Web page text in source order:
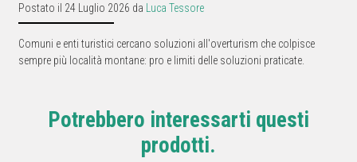
Postato il 24 Luglio 2026 da Luca Tessore
Comuni e enti turistici cercano soluzioni all'overturism che colpisce
sempre più località montane: pro e limiti delle soluzioni praticate.
Potrebbero interessarti questi
prodotti.